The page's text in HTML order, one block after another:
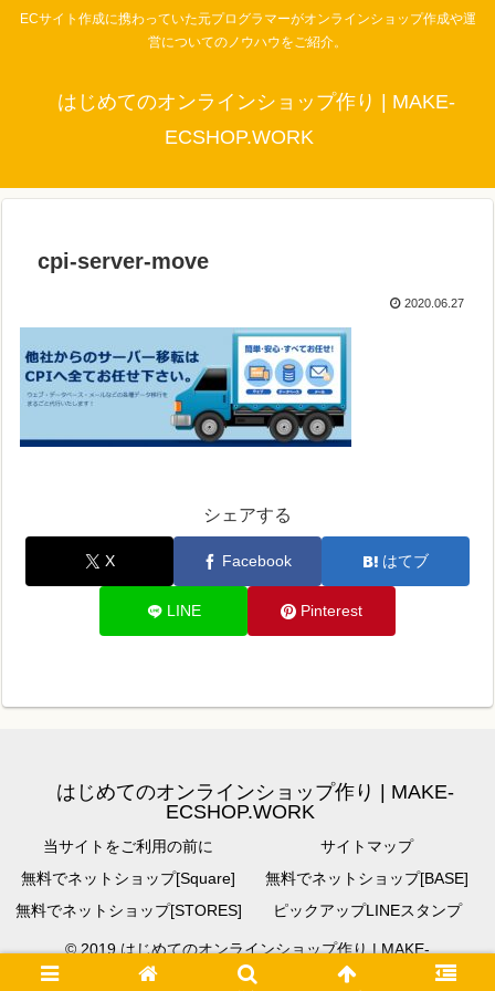
ECサイト作成に携わっていた元プログラマーがオンラインショップ作成や運
営についてのノウハウをご紹介。
はじめてのオンラインショップ作り | MAKE-
ECSHOP.WORK
cpi-server-move
2020.06.27
シェアする
X Facebook はてブ
LINE Pinterest
はじめてのオンラインショップ作り | MAKE-
ECSHOP.WORK
当サイトをご利用の前に
サイトマップ
無料でネットショップ[Square]
無料でネットショップ[BASE]
無料でネットショップ[STORES]
ピックアップLINEスタンプ
© 2019 はじめてのオンラインショップ作り | MAKE-
ECSHOP.WORK.